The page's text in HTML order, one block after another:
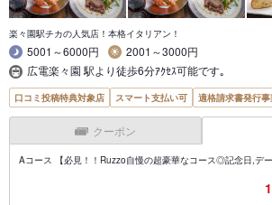
楽々園駅チカの人気店！本格イタリアン！
5001～6000円
2001～3000円
広電楽々園 駅より徒歩6分ｱｸｾｽ可能です｡
口コミ投稿特典対象店 スマート支払い可 適格請求書発行
クーポン
Aコース 【必見！！Ruzzo自慢の超豪華なコース◎記念日,デー